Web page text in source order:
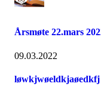
Årsmøte 22.mars
09.03.2022
løwkjwøeldkjaøedkfj